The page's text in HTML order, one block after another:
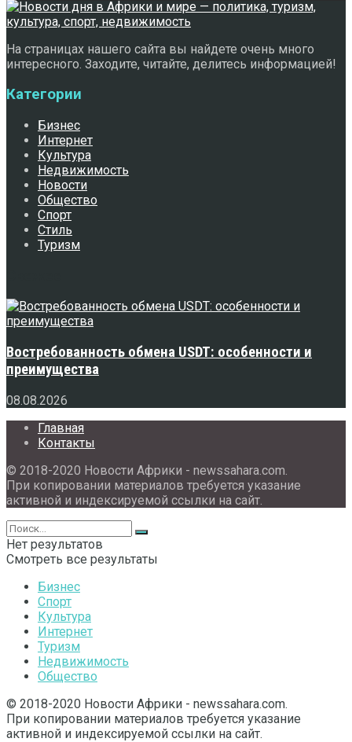
На страницах нашего сайта вы найдете очень много
интересного. Заходите, читайте, делитесь информацией!
Категории
Бизнес
Интернет
Культура
Недвижимость
Новости
Общество
Спорт
Стиль
Туризм
Востребованность обмена USDT: особенности и
преимущества
08.08.2026
Главная
Контакты
© 2018-2020 Новости Африки - newssahara.com.
При копировании материалов требуется указание
активной и индексируемой ссылки на сайт.
Нет результатов
Смотреть все результаты
Бизнес
Спорт
Культура
Интернет
Туризм
Недвижимость
Общество
© 2018-2020 Новости Африки - newssahara.com.
При копировании материалов требуется указание
активной и индексируемой ссылки на сайт.